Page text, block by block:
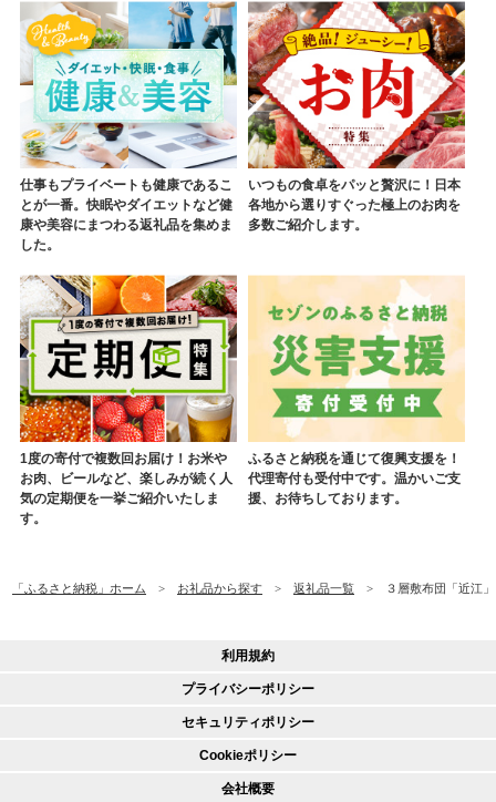
仕事もプライベートも健康であるこ
とが一番。快眠やダイエットなど健
康や美容にまつわる返礼品を集めま
した。
いつもの食卓をパッと贅沢に！日本
各地から選りすぐった極上のお肉を
多数ご紹介します。
1度の寄付で複数回お届け！お米や
お肉、ビールなど、楽しみが続く人
気の定期便を一挙ご紹介いたしま
す。
ふるさと納税を通じて復興支援を！
代理寄付も受付中です。温かいご支
援、お待ちしております。
「ふるさと納税」ホーム お礼品から探す 返礼品一覧 ３層敷布団「近江
利用規約
プライバシーポリシー
セキュリティポリシー
Cookieポリシー
会社概要